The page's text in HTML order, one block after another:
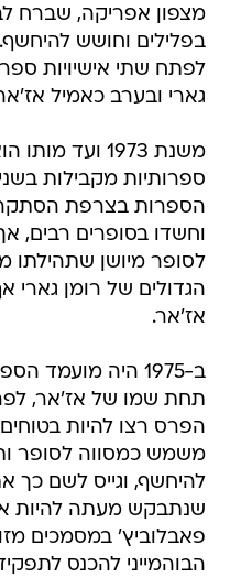
מצפון אפריקה, שברח
בפלילים וחושש
לפתח שתי אישיויות
גארי ובערב כאמיל
משנת 1973
ספרותיות מקבילות
הספרות בצרפת
וחשדו בסופרים רבים,
לסופר מיושן שתהילתו
הגדולים של רומן גארי
אז'אר.
ב-1975 היה
תחת שמו של אז'אר,
הפרס רצו להיות
משמש כמסווה לסופר
להיחשף, וגייס לשם כך
שנתבקש מעתה להיות
פאבלוביץ' במסמכים
הבוהמייני להכנס